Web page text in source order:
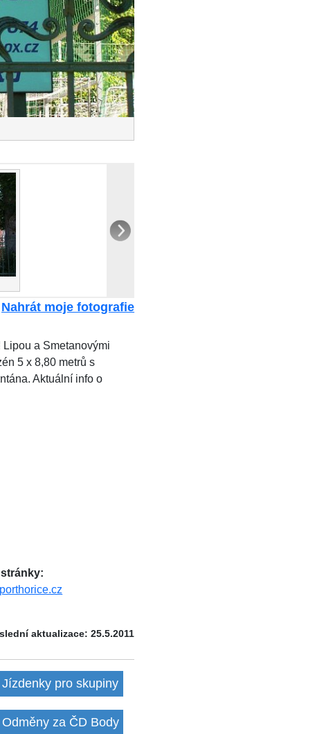
Nahrát moje fotografie
a Smetanovými
5 x 8,80 metrů s
Aktuální info o
stránky:
aktualizace: 25.5.2011
Jízdenky pro skupiny
Odměny za ČD Body